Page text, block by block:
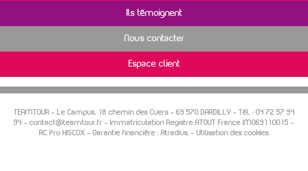
Ils témoignent
Nous contacter
Espace client
TEAMTOUR - Le Campus, 18 chemin des Cuers– 69 570 DARDILLY- Tél. : 04 72 57 94
94 - contact@teamtour.fr - Immatriculation Registre ATOUT France IM069110015 -
RC Pro HISCOX - Garantie financière : Atradius. - Utilisation des cookies